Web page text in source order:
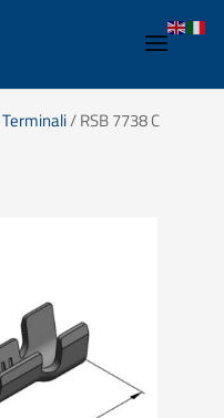
Terminali/ RSB 7738 C